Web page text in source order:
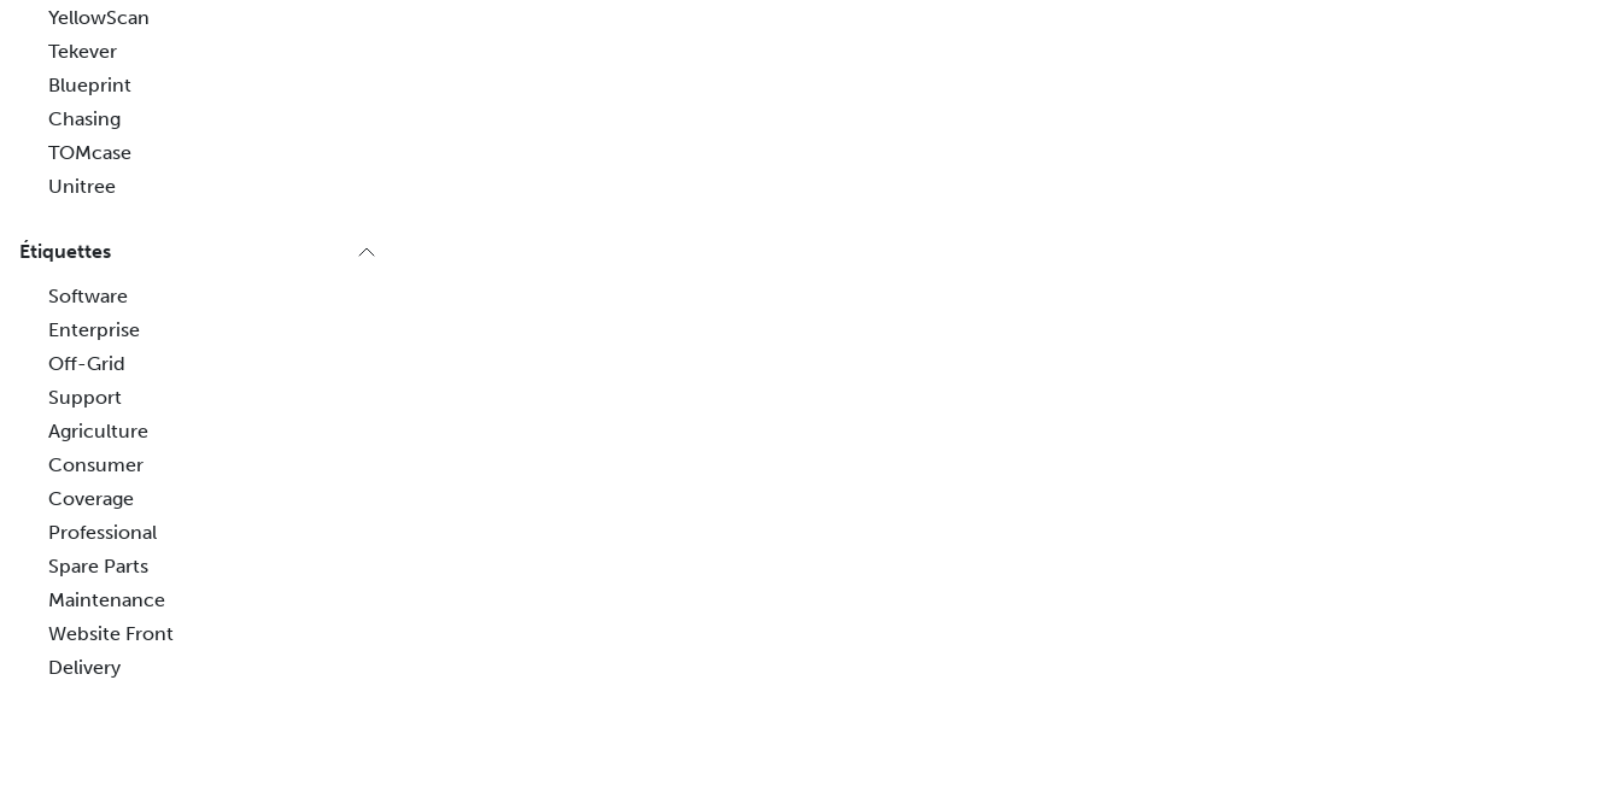
YellowScan
Tekever
Blueprint
Chasing
TOMcase
Unitree
Étiquettes
Software
Enterprise
Off-Grid
Support
Agriculture
Consumer
Coverage
Professional
Spare Parts
Maintenance
Website Front
Delivery